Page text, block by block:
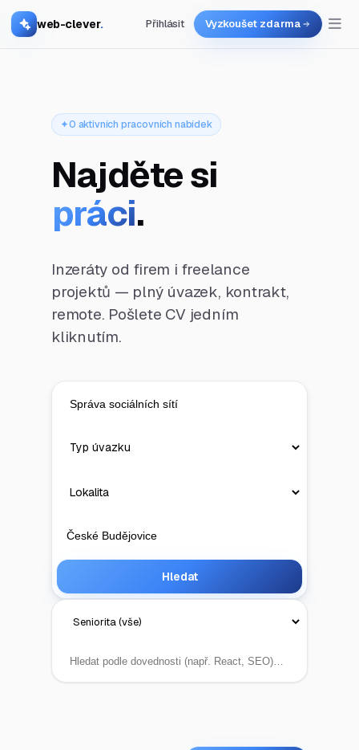
web-clever. Přihlásit Vyzkoušet zdarma
0 aktivních pracovních nabídek
Najděte si
práci.
Inzeráty od firem i freelance
projektů — plný úvazek, kontrakt,
remote. Pošlete CV jedním
kliknutím.
Hledat